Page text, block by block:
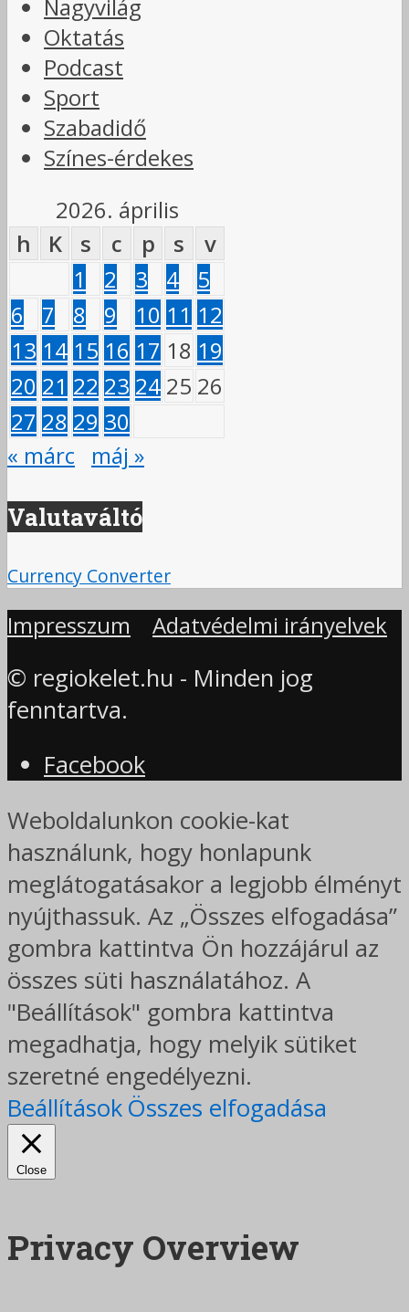
Nagyvilág
Oktatás
Podcast
Sport
Szabadidő
Színes-érdekes
2026. április
h
K s c p s
v
1
2 3 4
5
6
7 8 9 10 11 12
13 14 15 16 17 18 19
20 21 22 23 24 25 26
27 28 29 30
« márc
máj »
Valutaváltó
Currency Converter
Impresszum Adatvédelmi irányelvek
© regiokelet.hu - Minden jog
fenntartva.
Facebook
Weboldalunkon cookie-kat
használunk, hogy honlapunk
meglátogatásakor a legjobb élményt
nyújthassuk. Az „Összes elfogadása”
gombra kattintva Ön hozzájárul az
összes süti használatához. A
"Beállítások" gombra kattintva
megadhatja, hogy melyik sütiket
szeretné engedélyezni.
Beállítások Összes elfogadása
Close
Privacy Overview